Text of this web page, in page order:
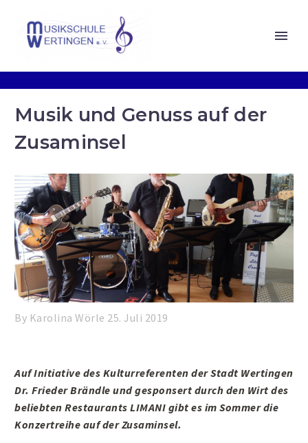
Musik und Genuss auf der
Zusaminsel
By Karolina Wörle 25. Juli 2019
Auf Initiative des Kulturreferenten der Stadt Wertingen
Dr. Frieder Brändle und gesponsert durch den Wirt des
beliebten Restaurants LIMANI gibt es im Sommer die
Konzertreihe auf der Zusaminsel.